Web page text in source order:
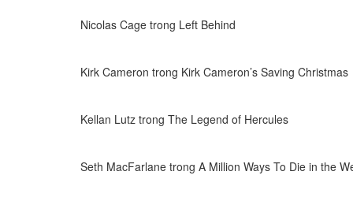
Nicolas Cage trong Left Behind
Kirk Cameron trong Kirk Cameron’s Saving Christmas
Kellan Lutz trong The Legend of Hercules
Seth MacFarlane trong A Million Ways To Die in the